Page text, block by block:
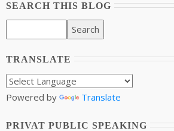
SEARCH THIS BLOG
TRANSLATE
Powered by Translate
PRIVAT PUBLIC SPEAKING